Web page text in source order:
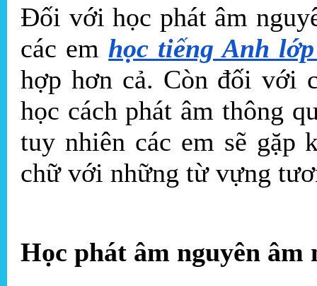
Đối với học phát âm
các em học tiếng Anh
hợp hơn cả. Còn đối với
học cách phát âm thông
tuy nhiên các em sẽ gặp
chữ với những từ vựng
Học phát âm nguyên